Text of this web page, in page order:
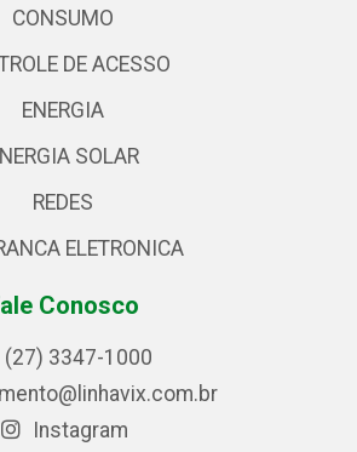
CONSUMO
DE ACESSO
ENERGIA
SOLAR
REDES
ELETRONICA
Conosco
(27) 3347-1000
Instagram